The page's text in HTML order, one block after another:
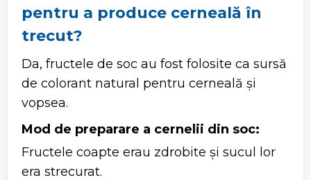
pentru a produce cerneală în
trecut?
Da, fructele de soc au fost folosite ca sursă
de colorant natural pentru cerneală și
vopsea.
Mod de preparare a cernelii din soc:
Fructele coapte erau zdrobite și sucul lor
era strecurat.